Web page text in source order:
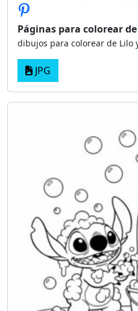
Páginas para colorear
dibujos para colorear de Lilo
JPG